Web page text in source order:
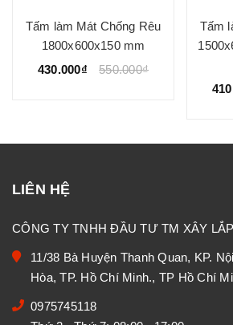
Tấm làm Mát Chống Rêu
1800x600x150 mm
430.000₫
550.000₫
Tấm
LIÊN HỆ
CÔNG TY TNHH ĐẦU TƯ TM XÂY
11/38 Bà Huyện Thanh Quan, KP.
Hòa, TP. Hồ Chí Minh., TP Hồ Chí
0975745118